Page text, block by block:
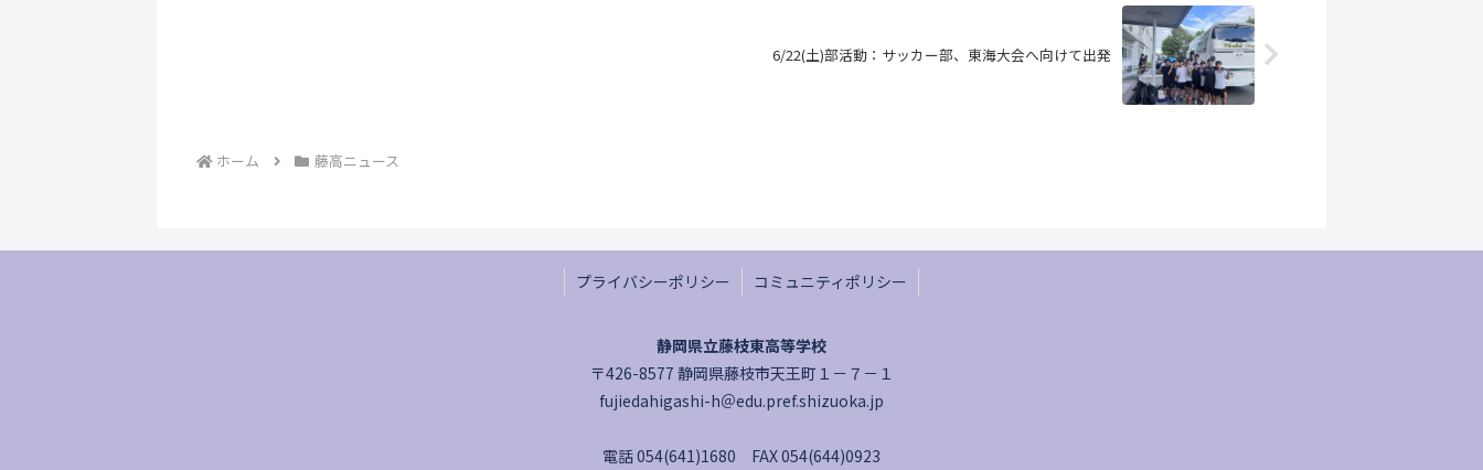
6/22(土)部活動：サッカー部、東海大会へ向けて出発
ホーム 藤高ニュース
プライバシーポリシー コミュニティポリシー
静岡県立藤枝東高等学校
〒426-8577 静岡県藤枝市天王町１－７－１
fujiedahigashi-h＠edu.pref.shizuoka.jp
電話 054(641)1680 FAX 054(644)0923